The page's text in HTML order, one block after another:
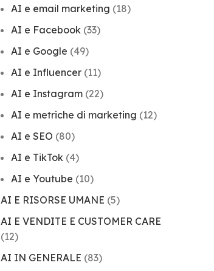
AI e email marketing (18)
AI e Facebook(33)
AI e Google (49)
AI e Influencer(11)
AI e Instagram(22)
AI e metriche di marketing (12)
AI e SEO (80)
AI e TikTok(4)
AI e Youtube (10)
AI E RISORSE UMANE (5)
AI E VENDITE E CUSTOMER CARE
(12)
AI IN GENERALE (83)